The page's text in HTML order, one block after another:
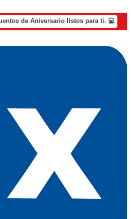
de Aniversario listos para ti. 💻